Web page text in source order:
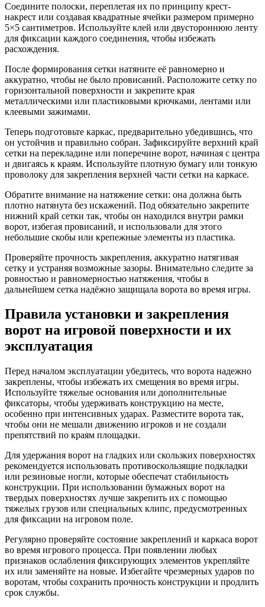
Соедините полоски, переплетая их по принципу крест-
накрест или создавая квадратные ячейки размером примерно
5×5 сантиметров. Используйте клей или двустороннюю ленту
для фиксации каждого соединения, чтобы избежать
расхождения.
После формирования сетки натяните её равномерно и
аккуратно, чтобы не было провисаний. Расположите сетку по
горизонтальной поверхности и закрепите края
металлическими или пластиковыми крючками, лентами или
клеевыми зажимами.
Теперь подготовьте каркас, предварительно убедившись, что
он устойчив и правильно собран. Зафиксируйте верхний край
сетки на перекладине или поперечине ворот, начиная с центра
и двигаясь к краям. Используйте плотную бумагу или тонкую
проволоку для закрепления верхней части сетки на каркасе.
Обратите внимание на натяжение сетки: она должна быть
плотно натянута без искажений. Под обязательно закрепите
нижний край сетки так, чтобы он находился внутри рамки
ворот, избегая провисаний, и использовали для этого
небольшие скобы или крепежные элементы из пластика.
Проверяйте прочность закрепления, аккуратно натягивая
сетку и устраняя возможные зазоры. Внимательно следите за
ровностью и равномерностью натяжения, чтобы в
дальнейшем сетка надёжно защищала ворота во время игры.
Правила установки и закрепления
ворот на игровой поверхности и их
эксплуатация
Перед началом эксплуатации убедитесь, что ворота надежно
закреплены, чтобы избежать их смещения во время игры.
Используйте тяжелые основания или дополнительные
фиксаторы, чтобы удерживать конструкцию на месте,
особенно при интенсивных ударах. Разместите ворота так,
чтобы они не мешали движению игроков и не создали
препятствий по краям площадки.
Для удержания ворот на гладких или скользких поверхностях
рекомендуется использовать противоскользящие подкладки
или резиновые ногли, которые обеспечат стабильность
конструкции. При использовании бумажных ворот на
твердых поверхностях лучше закрепить их с помощью
тяжелых грузов или специальных клипс, предусмотренных
для фиксации на игровом поле.
Регулярно проверяйте состояние закреплений и каркаса ворот
во время игрового процесса. При появлении любых
признаков ослабления фиксирующих элементов укрепляйте
их или заменяйте на новые. Избегайте чрезмерных ударов по
воротам, чтобы сохранить прочность конструкции и продлить
срок службы.